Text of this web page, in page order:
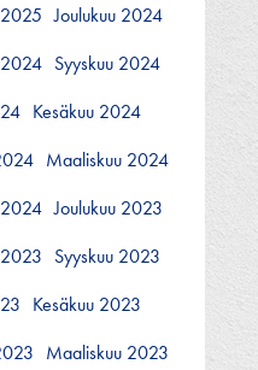
Joulukuu 2024
Syyskuu 2024
Kesäkuu 2024
Maaliskuu 2024
2024 Joulukuu 2023
Syyskuu 2023
Kesäkuu 2023
Maaliskuu 2023